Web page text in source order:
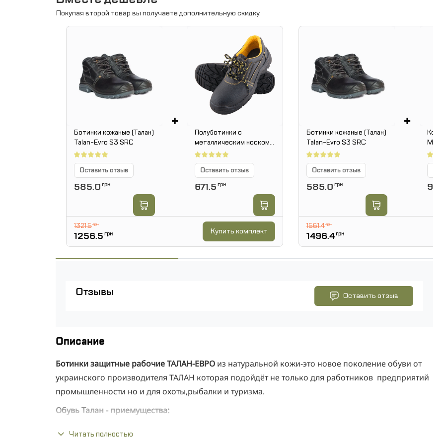
Покупая второй товар вы получаете дополнительную скидку.
Ботинки кожаные (Талан)
Talan-Evro S3 SRC
Оставить отзыв
585.0 грн
+
Полуботинки с
металлическим носком
REIS BRYES-P SB
Оставить отзыв
671.5 грн
1321.5грн
1256.5 грн Купить комплект
Ботинки кожаные (Талан)
Talan-Evro S3 SRC
Оставить отзыв
585.0 грн
+
911.4
1561.4грн
1496.4грн
Отзывы Оставить отзыв
Описание
Ботинки защитные рабочие ТАЛАН-ЕВРО из натуральной кожи-это новое поколение обуви от
украинского производителя ТАЛАН которая подойдёт не только для работников предприятий
промышленности но и для охоты,рыбалки и туризма.
Обувь Талан - приемущества:
Читать полностью